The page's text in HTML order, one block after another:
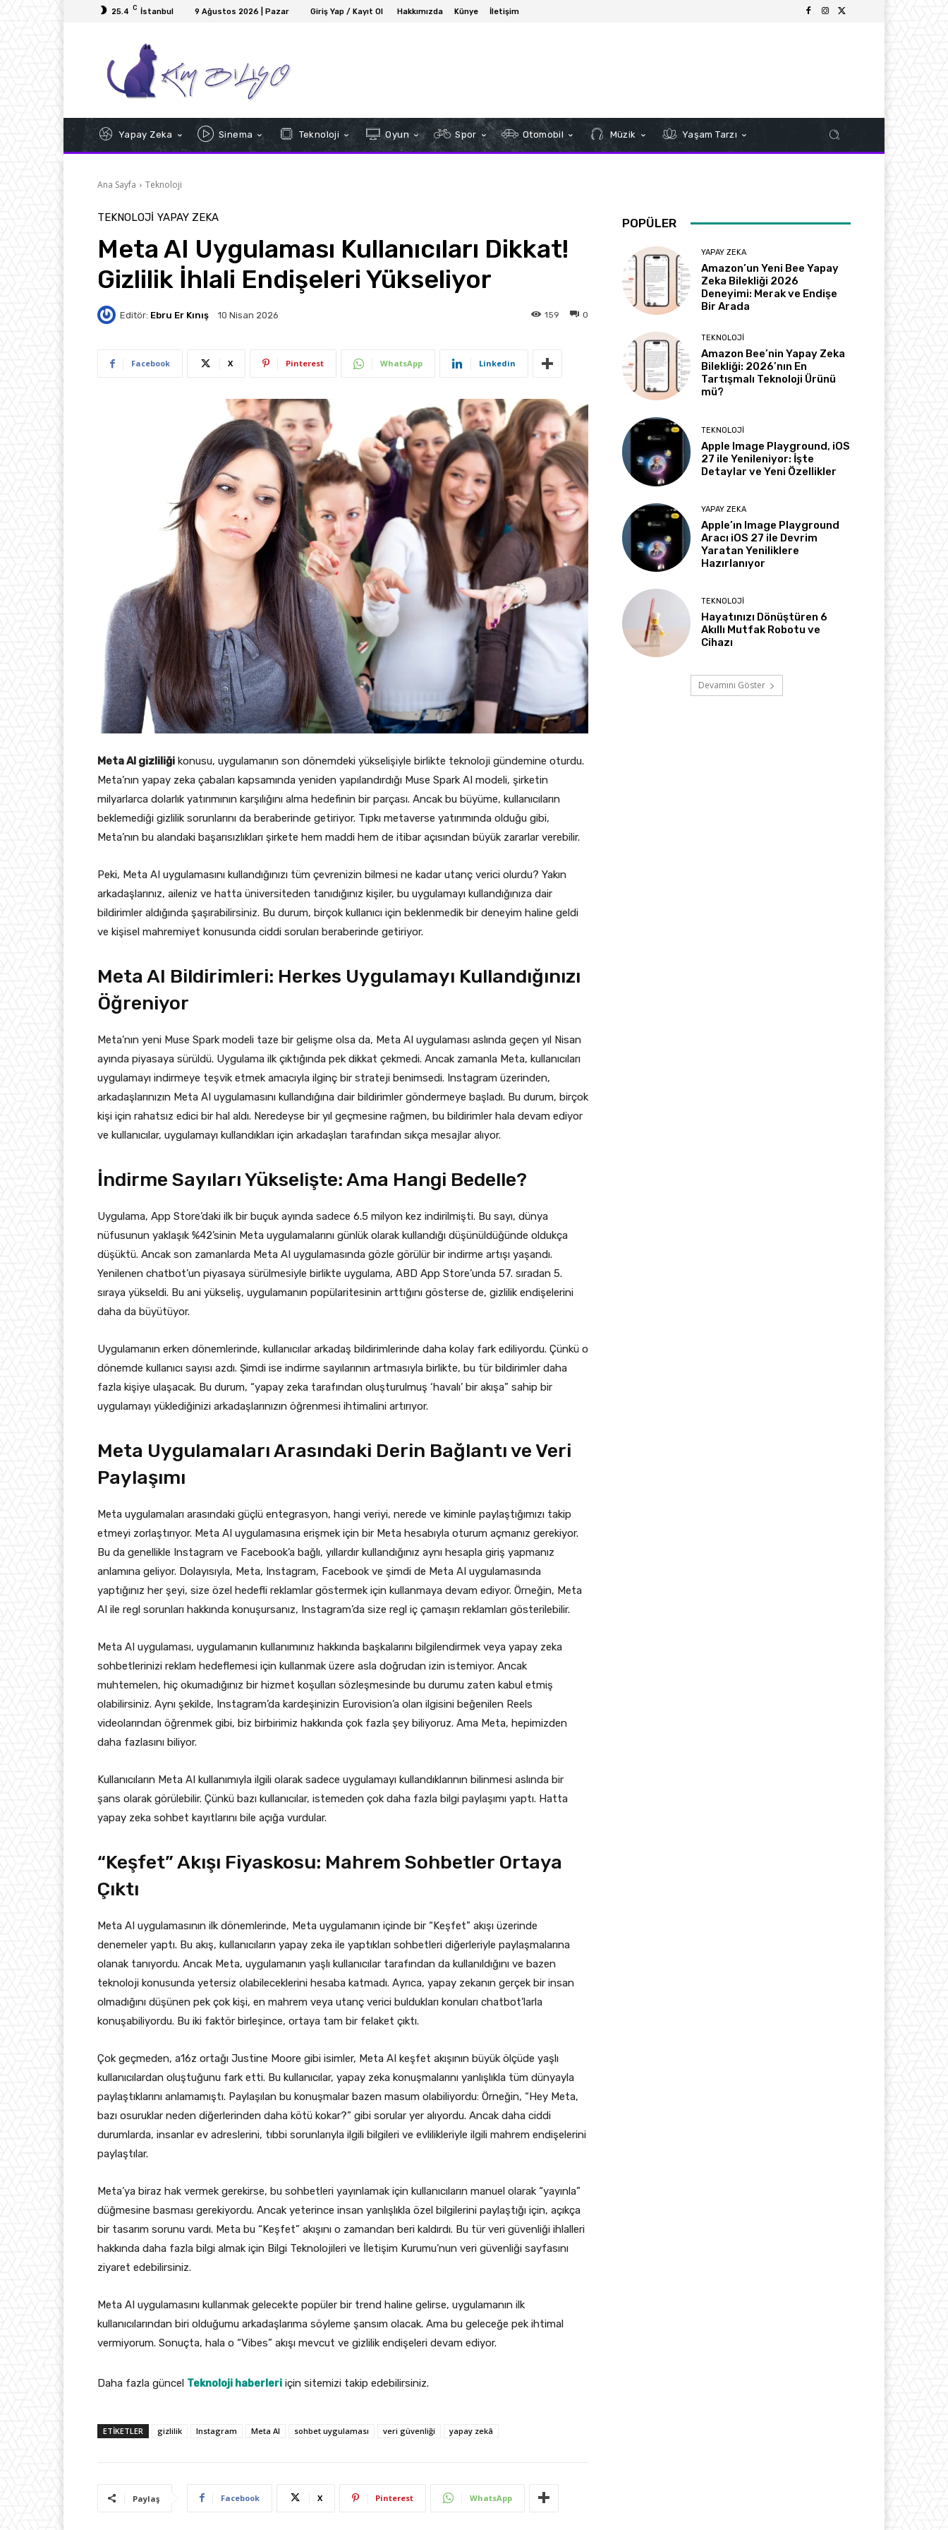
25.4 C İstanbul 9 Ağustos 2026 | Pazar Giriş Yap / Kayıt Ol Hakkımızda Künye İletişim
Yapay Zeka Sinema Teknoloji Oyun Spor Otomobil Müzik Yaşam Tarzı
Ana Sayfa Teknoloji
TEKNOLOJI YAPAY ZEKA
Meta AI Uygulaması Kullanıcıları Dikkat!
Gizlilik İhlali Endişeleri Yükseliyor
Editör: Ebru Er Kınış 10 Nisan 2026 0
159
Facebook X Pinterest WhatsApp Linkedin
Meta AI gizliliği konusu, uygulamanın son dönemdeki yükselişiyle birlikte teknoloji gündemine oturdu.
Meta’nın yapay zeka çabaları kapsamında yeniden yapılandırdığı Muse Spark AI modeli, şirketin
milyarlarca dolarlık yatırımının karşılığını alma hedefinin bir parçası. Ancak bu büyüme, kullanıcıların
beklemediği gizlilik sorunlarını da beraberinde getiriyor. Tıpkı metaverse yatırımında olduğu gibi,
Meta’nın bu alandaki başarısızlıkları şirkete hem maddi hem de itibar açısından büyük zararlar verebilir.
Peki, Meta AI uygulamasını kullandığınızı tüm çevrenizin bilmesi ne kadar utanç verici olurdu? Yakın
arkadaşlarınız, aileniz ve hatta üniversiteden tanıdığınız kişiler, bu uygulamayı kullandığınıza dair
bildirimler aldığında şaşırabilirsiniz. Bu durum, birçok kullanıcı için beklenmedik bir deneyim haline geldi
ve kişisel mahremiyet konusunda ciddi soruları beraberinde getiriyor.
Meta AI Bildirimleri: Herkes Uygulamayı Kullandığınızı
Öğreniyor
Meta’nın yeni Muse Spark modeli taze bir gelişme olsa da, Meta AI uygulaması aslında geçen yıl Nisan
ayında piyasaya sürüldü. Uygulama ilk çıktığında pek dikkat çekmedi. Ancak zamanla Meta, kullanıcıları
uygulamayı indirmeye teşvik etmek amacıyla ilginç bir strateji benimsedi. Instagram üzerinden,
arkadaşlarınızın Meta AI uygulamasını kullandığına dair bildirimler göndermeye başladı. Bu durum, birçok
kişi için rahatsız edici bir hal aldı. Neredeyse bir yıl geçmesine rağmen, bu bildirimler hala devam ediyor
ve kullanıcılar, uygulamayı kullandıkları için arkadaşları tarafından sıkça mesajlar alıyor.
İndirme Sayıları Yükselişte: Ama Hangi Bedelle?
Uygulama, App Store’daki ilk bir buçuk ayında sadece 6.5 milyon kez indirilmişti. Bu sayı, dünya
nüfusunun yaklaşık %42’sinin Meta uygulamalarını günlük olarak kullandığı düşünüldüğünde oldukça
düşüktü. Ancak son zamanlarda Meta AI uygulamasında gözle görülür bir indirme artışı yaşandı.
Yenilenen chatbot’un piyasaya sürülmesiyle birlikte uygulama, ABD App Store’unda 57. sıradan 5.
sıraya yükseldi. Bu ani yükseliş, uygulamanın popülaritesinin arttığını gösterse de, gizlilik endişelerini
daha da büyütüyor.
Uygulamanın erken dönemlerinde, kullanıcılar arkadaş bildirimlerinde daha kolay fark ediliyordu. Çünkü o
dönemde kullanıcı sayısı azdı. Şimdi ise indirme sayılarının artmasıyla birlikte, bu tür bildirimler daha
fazla kişiye ulaşacak. Bu durum, “yapay zeka tarafından oluşturulmuş ‘havalı’ bir akışa” sahip bir
uygulamayı yüklediğinizi arkadaşlarınızın öğrenmesi ihtimalini artırıyor.
Meta Uygulamaları Arasındaki Derin Bağlantı ve Veri
Paylaşımı
Meta uygulamaları arasındaki güçlü entegrasyon, hangi veriyi, nerede ve kiminle paylaştığımızı takip
etmeyi zorlaştırıyor. Meta AI uygulamasına erişmek için bir Meta hesabıyla oturum açmanız gerekiyor.
Bu da genellikle Instagram ve Facebook’a bağlı, yıllardır kullandığınız aynı hesapla giriş yapmanız
anlamına geliyor. Dolayısıyla, Meta, Instagram, Facebook ve şimdi de Meta AI uygulamasında
yaptığınız her şeyi, size özel hedefli reklamlar göstermek için kullanmaya devam ediyor. Örneğin, Meta
AI ile regl sorunları hakkında konuşursanız, Instagram’da size regl iç çamaşırı reklamları gösterilebilir.
Meta AI uygulaması, uygulamanın kullanımınız hakkında başkalarını bilgilendirmek veya yapay zeka
sohbetlerinizi reklam hedeflemesi için kullanmak üzere asla doğrudan izin istemiyor. Ancak
muhtemelen, hiç okumadığınız bir hizmet koşulları sözleşmesinde bu durumu zaten kabul etmiş
olabilirsiniz. Aynı şekilde, Instagram’da kardeşinizin Eurovision’a olan ilgisini beğenilen Reels
videolarından öğrenmek gibi, biz birbirimiz hakkında çok fazla şey biliyoruz. Ama Meta, hepimizden
daha fazlasını biliyor.
Kullanıcıların Meta AI kullanımıyla ilgili olarak sadece uygulamayı kullandıklarının bilinmesi aslında bir
şans olarak görülebilir. Çünkü bazı kullanıcılar, istemeden çok daha fazla bilgi paylaşımı yaptı. Hatta
yapay zeka sohbet kayıtlarını bile açığa vurdular.
“Keşfet” Akışı Fiyaskosu: Mahrem Sohbetler Ortaya
Çıktı
Meta AI uygulamasının ilk dönemlerinde, Meta uygulamanın içinde bir “Keşfet” akışı üzerinde
denemeler yaptı. Bu akış, kullanıcıların yapay zeka ile yaptıkları sohbetleri diğerleriyle paylaşmalarına
olanak tanıyordu. Ancak Meta, uygulamanın yaşlı kullanıcılar tarafından da kullanıldığını ve bazen
teknoloji konusunda yetersiz olabileceklerini hesaba katmadı. Ayrıca, yapay zekanın gerçek bir insan
olmadığını düşünen pek çok kişi, en mahrem veya utanç verici buldukları konuları chatbot’larla
konuşabiliyordu. Bu iki faktör birleşince, ortaya tam bir felaket çıktı.
Çok geçmeden, a16z ortağı Justine Moore gibi isimler, Meta AI keşfet akışının büyük ölçüde yaşlı
kullanıcılardan oluştuğunu fark etti. Bu kullanıcılar, yapay zeka konuşmalarını yanlışlıkla tüm dünyayla
paylaştıklarını anlamamıştı. Paylaşılan bu konuşmalar bazen masum olabiliyordu: Örneğin, “Hey Meta,
bazı osuruklar neden diğerlerinden daha kötü kokar?” gibi sorular yer alıyordu. Ancak daha ciddi
durumlarda, insanlar ev adreslerini, tıbbi sorunlarıyla ilgili bilgileri ve evlilikleriyle ilgili mahrem endişelerini
paylaştılar.
Meta’ya biraz hak vermek gerekirse, bu sohbetleri yayınlamak için kullanıcıların manuel olarak “yayınla”
düğmesine basması gerekiyordu. Ancak yeterince insan yanlışlıkla özel bilgilerini paylaştığı için, açıkça
bir tasarım sorunu vardı. Meta bu “Keşfet” akışını o zamandan beri kaldırdı. Bu tür veri güvenliği ihlalleri
hakkında daha fazla bilgi almak için Bilgi Teknolojileri ve İletişim Kurumu’nun veri güvenliği sayfasını
ziyaret edebilirsiniz.
Meta AI uygulamasını kullanmak gelecekte popüler bir trend haline gelirse, uygulamanın ilk
kullanıcılarından biri olduğumu arkadaşlarıma söyleme şansım olacak. Ama bu geleceğe pek ihtimal
vermiyorum. Sonuçta, hala o “Vibes” akışı mevcut ve gizlilik endişeleri devam ediyor.
Daha fazla güncel Teknoloji haberleri için sitemizi takip edebilirsiniz.
ETIKETLER gizlilik Instagram Meta AI sohbet uygulaması veri güvenliği yapay zekâ
Paylaş Facebook X Pinterest WhatsApp
POPÜLER
YAPAY ZEKA
Amazon’un Yeni Bee Yapay
Zeka Bilekliği 2026
Deneyimi: Merak ve Endişe
Bir Arada
TEKNOLOJI
Amazon Bee’nin Yapay Zeka
Bilekliği: 2026’nın En
Tartışmalı Teknoloji Ürünü
mü?
TEKNOLOJI
Apple Image Playground, iOS
27 ile Yenileniyor: İşte
Detaylar ve Yeni Özellikler
YAPAY ZEKA
Apple’ın Image Playground
Aracı iOS 27 ile Devrim
Yaratan Yeniliklere
Hazırlanıyor
TEKNOLOJI
Hayatınızı Dönüştüren 6
Akıllı Mutfak Robotu ve
Cihazı
Devamını Göster